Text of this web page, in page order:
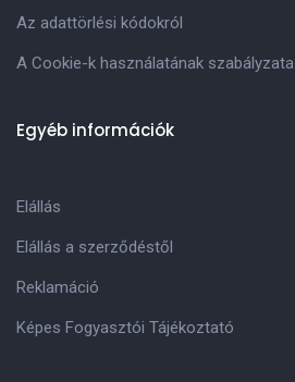
Az adattörlési kódokról
A Cookie-k használatának szabályzata
Egyéb információk
Elállás
Elállás a szerződéstől
Reklamáció
Képes Fogyasztói Tájékoztató